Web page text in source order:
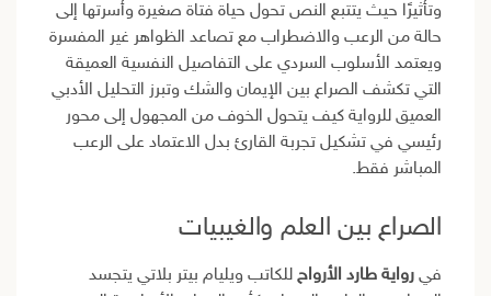
وتأثيرًا حيث يتتبع النص تحول حياة فتاة صغيرة وأسرتها إلى
حالة من الرعب والاضطراب مع تصاعد الظواهر غير المفسرة
ويعتمد الأسلوب السردي على التفاصيل النفسية العميقة
التي تكشف الصراع بين الإيمان والشك وتبرز التحليل الأدبي
العميق للرواية كيف يتحول الخوف من المجهول إلى محور
رئيسي في تشكيل تجربة القارئ بدل الاعتماد على الرعب
المباشر فقط.
الصراع بين العلم والغيبيات
في رواية طارد الأرواح للكاتب ويليام بيتر بلاتي يتجسد